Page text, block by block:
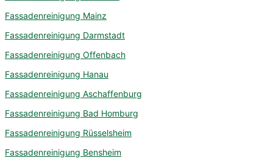
Fassadenreinigung Mainz
Fassadenreinigung Darmstadt
Fassadenreinigung Offenbach
Fassadenreinigung Hanau
Fassadenreinigung Aschaffenburg
Fassadenreinigung Bad Homburg
Fassadenreinigung Rüsselsheim
Fassadenreinigung Bensheim